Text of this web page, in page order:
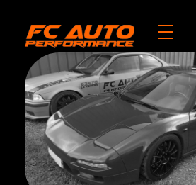
FC-Auto Performance